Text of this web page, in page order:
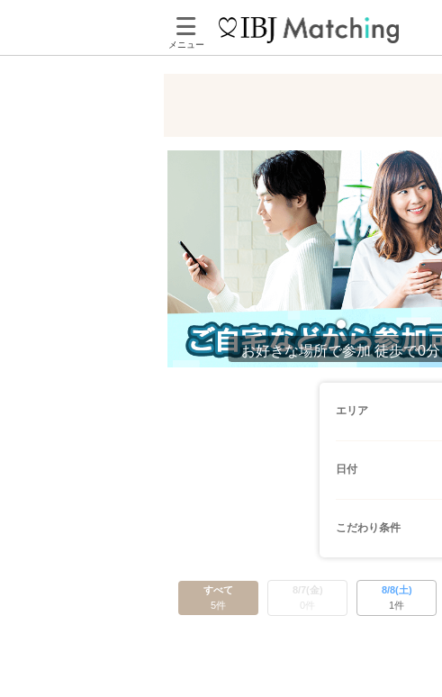
メニュー
お好きな場所で参加 徒歩で0分
エリア
日付
こだわり条件
すべて
5件
8/7(金)
0件
8/8(土)
1件